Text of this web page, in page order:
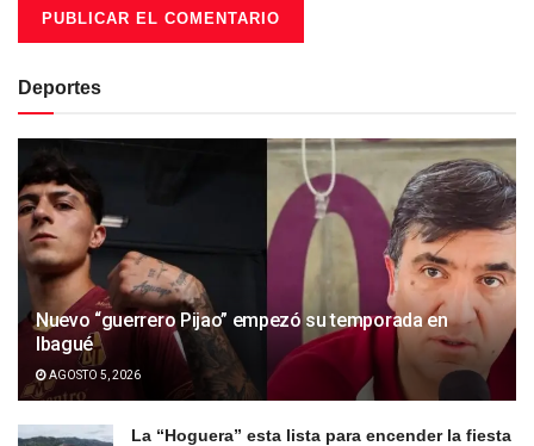
Deportes
Nuevo “guerrero Pijao” empezó su temporada en
Ibagué
AGOSTO 5, 2026
La “Hoguera” esta lista para encender la fiesta